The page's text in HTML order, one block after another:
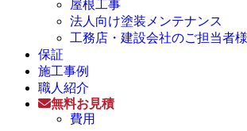
屋根工事
法人向け塗装メンテナンス
工務店・建設会社のご担当者
保証
施工事例
職人紹介
無料お見積
費用